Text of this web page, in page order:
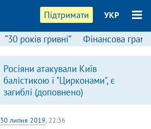
Підтримати УКР
“30 років гривні” Фінансова
Росіяни атакували Київ
балістикою і "Цирконами", є
загиблі (доповнено)
30 липня 2019, 22:36